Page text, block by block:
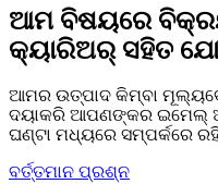
ଆମ ବିଷୟରେ
କ୍ୟାରିଅର୍ ସହିତ
ଆମର ଉତ୍ପାଦ କିମ୍ବା
ଦୟାକରି ଆପଣଙ୍କର ଇମେଲ୍
ଘଣ୍ଟା ମଧ୍ୟରେ ସମ୍ପର୍କରେ
ବର୍ତ୍ତମାନ ପ୍ରଶ୍ନ